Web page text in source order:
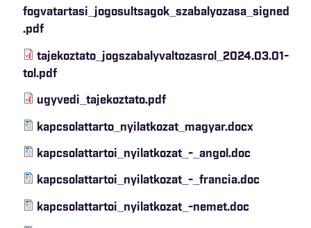
fogvatartasi_jogosultsagok_szabalyozasa_signed
.pdf
tajekoztato_jogszabalyvaltozasrol_2024.03.01-
tol.pdf
ugyvedi_tajekoztato.pdf
kapcsolattarto_nyilatkozat_magyar.docx
kapcsolattartoi_nyilatkozat_-_angol.doc
kapcsolattartoi_nyilatkozat_-_francia.doc
kapcsolattartoi_nyilatkozat_-nemet.doc